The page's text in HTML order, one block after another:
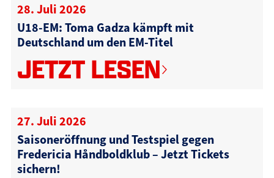
28. Juli 2026
U18-EM: Toma Gadza kämpft mit
Deutschland um den EM-Titel
JETZT LESEN
27. Juli 2026
Saisoneröffnung und Testspiel gegen
Fredericia Håndboldklub – Jetzt Tickets
sichern!